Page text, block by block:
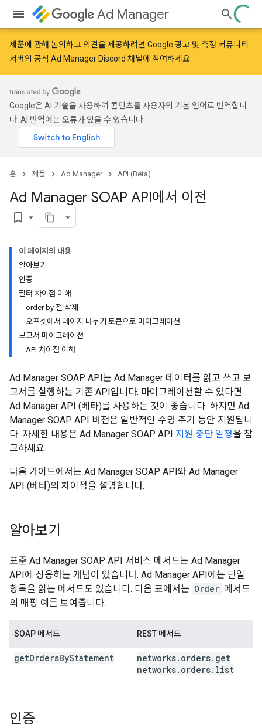
Ad Manager
제품에 관해 논의하고 의견을 제공하려면 Google 광고 및 측정 커뮤니티
서버의 공식 Ad Manager Discord 채널에 참여하세요.
Google은 AI 기술을 사용하여 콘텐츠를 사용자의 기본 언어로 번역합니
다. AI 번역에는 오류가 있을 수 있습니다.
홈 제품 Ad Manager API (Beta)
Ad Manager SOAP API에서 이전
bookmark_border
이 페이지의 내용
알아보기
인증
필터 차이점 이해
order by 절 삭제
오프셋에서 페이지 나누기 토큰으로 마이그레이션
보고서 마이그레이션
API 차이점 이해
Ad Manager SOAP API는 Ad Manager 데이터를 읽고 쓰고 보
고서를 실행하는 기존 API입니다. 마이그레이션할 수 있다면
Ad Manager API (베타)를 사용하는 것이 좋습니다. 하지만 Ad
Manager SOAP API 버전은 일반적인 수명 주기 동안 지원됩니
다. 자세한 내용은 Ad Manager SOAP API 지원 중단 일정을 참
고하세요.
다음 가이드에서는 Ad Manager SOAP API와 Ad Manager
API (베타)의 차이점을 설명합니다.
알아보기
표준 Ad Manager SOAP API 서비스 메서드는 Ad Manager
API에 상응하는 개념이 있습니다. Ad Manager API에는 단일
항목을 읽는 메서드도 있습니다. 다음 표에서는 Order 메서드
의 매핑 예를 보여줍니다.
SOAP 메서드 REST 메서드
getOrdersByStatement networks. orders. get
networks. orders. list
인증